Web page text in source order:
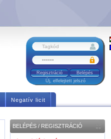
Regisztráció
Új, elfelejtett jelszó
Negatív licit
BELÉPÉS / REGISZTRÁCIÓ